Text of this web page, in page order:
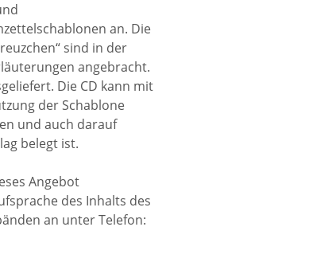
Raum (ELR)
an. Die
sind in der
angebracht.
Die CD kann mit
der Schablone
und auch darauf
belegt ist.
Angebot
des Inhalts des
an unter Telefon: